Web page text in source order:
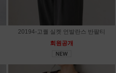
20194-고퀄 실켓 언발란스 반팔티
회원공개